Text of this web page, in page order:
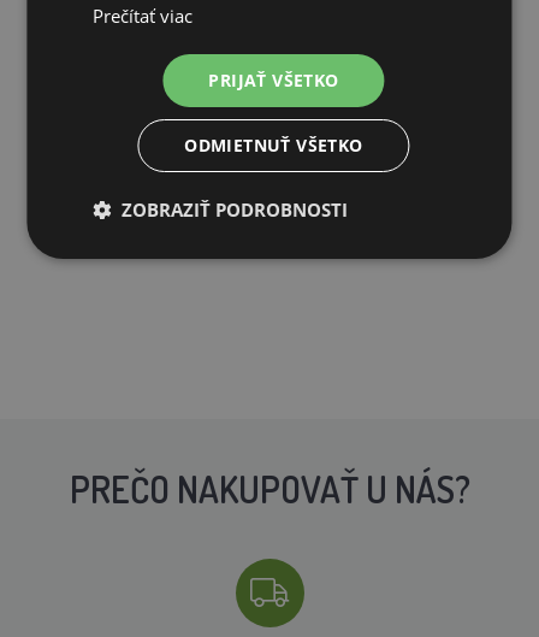
142,26€
NIE JE NA SKLADE
PRIDAŤ DO KOŠÍKA
PREČO NAKUPOVAŤ U NÁS?
Prečítať viac
PRIJAŤ VŠETKO
ODMIETNUŤ VŠETKO
ZOBRAZIŤ PODROBNOSTI